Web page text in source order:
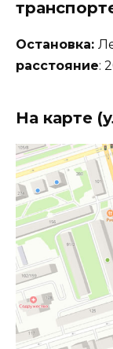
Остановка:
расстояние:
На карте